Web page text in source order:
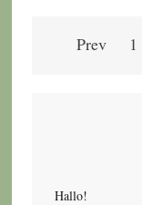
Prev 1
Hallo!